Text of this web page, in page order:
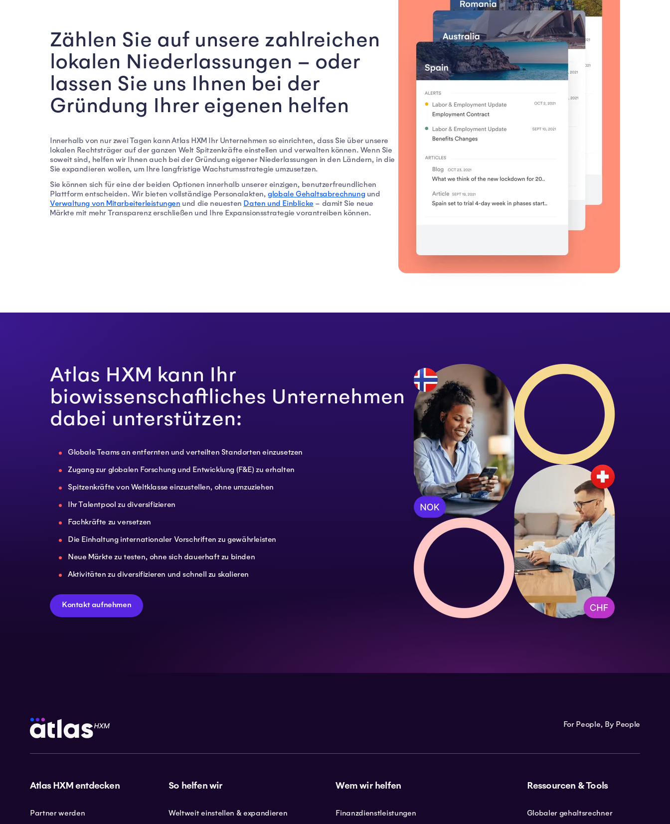
Zählen Sie auf unsere zahlreichen
lokalen Niederlassungen – oder
lassen Sie uns Ihnen bei der
Gründung Ihrer eigenen helfen
Innerhalb von nur zwei Tagen kann Atlas HXM Ihr Unternehmen so einrichten, dass Sie über unsere
lokalen Rechtsträger auf der ganzen Welt Spitzenkräfte einstellen und verwalten können. Wenn Sie
soweit sind, helfen wir Ihnen auch bei der Gründung eigener Niederlassungen in den Ländern, in die
Sie expandieren wollen, um Ihre langfristige Wachstumsstrategie umzusetzen.
Sie können sich für eine der beiden Optionen innerhalb unserer einzigen, benutzerfreundlichen
Plattform entscheiden. Wir bieten vollständige Personalakten,globale Gehaltsabrechnungund
Verwaltung von Mitarbeiterleistungen und die neuesten Daten und Einblicke – damit Sie neue
Märkte mit mehr Transparenz erschließen und Ihre Expansionsstrategie vorantreiben können.
Atlas HXM kann Ihr
biowissenschaftliches Unternehmen
dabei unterstützen:
Globale Teams an entfernten und verteilten Standorten einzusetzen
Zugang zur globalen Forschung und Entwicklung (F&E) zu erhalten
Spitzenkräfte von Weltklasse einzustellen, ohne umzuziehen
Ihr Talentpool zu diversifizieren
Fachkräfte zu versetzen
Die Einhaltung internationaler Vorschriften zu gewährleisten
Neue Märkte zu testen, ohne sich dauerhaft zu binden
Aktivitäten zu diversifizieren und schnell zu skalieren
Kontakt aufnehmen
For People, By People
Atlas HXM entdecken
Partner werden
So helfen wir
Weltweit einstellen & expandieren
Wem wir helfen
Finanzdienstleistungen
Ressourcen & Tools
Globaler gehaltsrechner